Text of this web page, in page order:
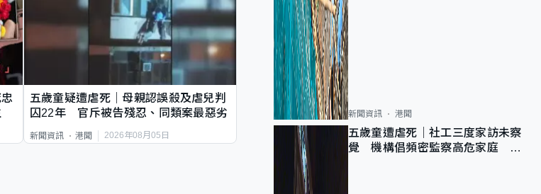
五歲童疑遭虐死｜母親認誤殺及虐兒判
囚22年 官斥被告殘忍、同類案最惡劣
新聞資訊 港聞 2026年08月05日
新聞資訊 港聞
五歲童遭虐死｜社工三度家訪未察
覺 機構倡頻密監察高危家庭 管